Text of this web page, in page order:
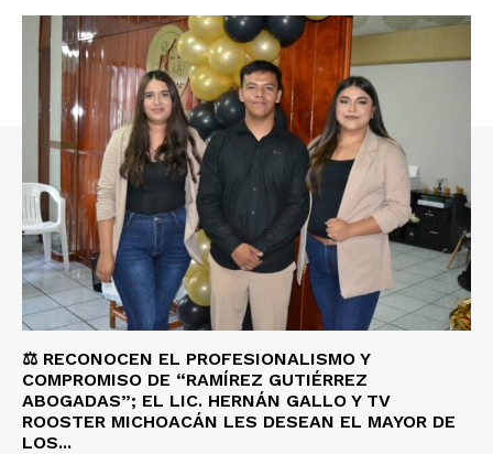
⚖️ RECONOCEN EL PROFESIONALISMO Y
COMPROMISO DE “RAMÍREZ GUTIÉRREZ
ABOGADAS”; EL LIC. HERNÁN GALLO Y TV
ROOSTER MICHOACÁN LES DESEAN EL MAYOR DE
LOS...